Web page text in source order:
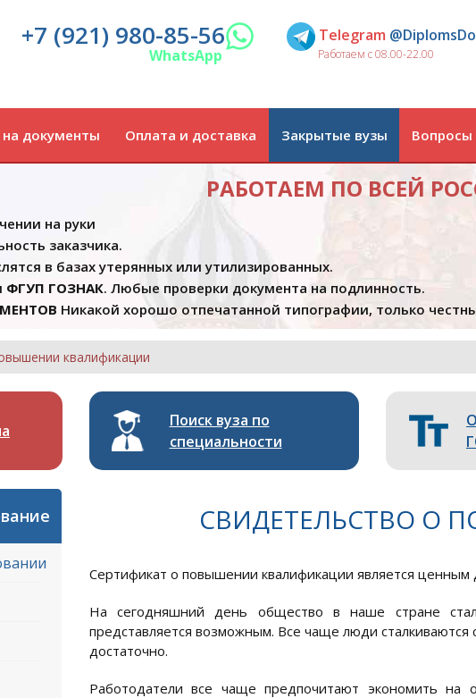
+7 (921) 980-85-56
WhatsApp
Telegram
Работаем с 08.00-22.00
документы Оплата и доставка Закрытые вузы Вопросы
РАБОТАЕМ ПО ВСЕЙ
на руки
заказчика.
в базах утерянных или утилизированных.
ФГУП ГОЗНАК. Любые проверки документа на подлинность.
Никакой хорошо отпечатанной типографии, только
квалификации
Поиск вуза по
специальности
СВИДЕТЕЛЬСТВО О
Сертификат о повышении квалификации является
На сегодняшний день общество в наше стране
представляется возможным. Все чаще люди
достаточно.
Работодатели все чаще предпочитают экономить на